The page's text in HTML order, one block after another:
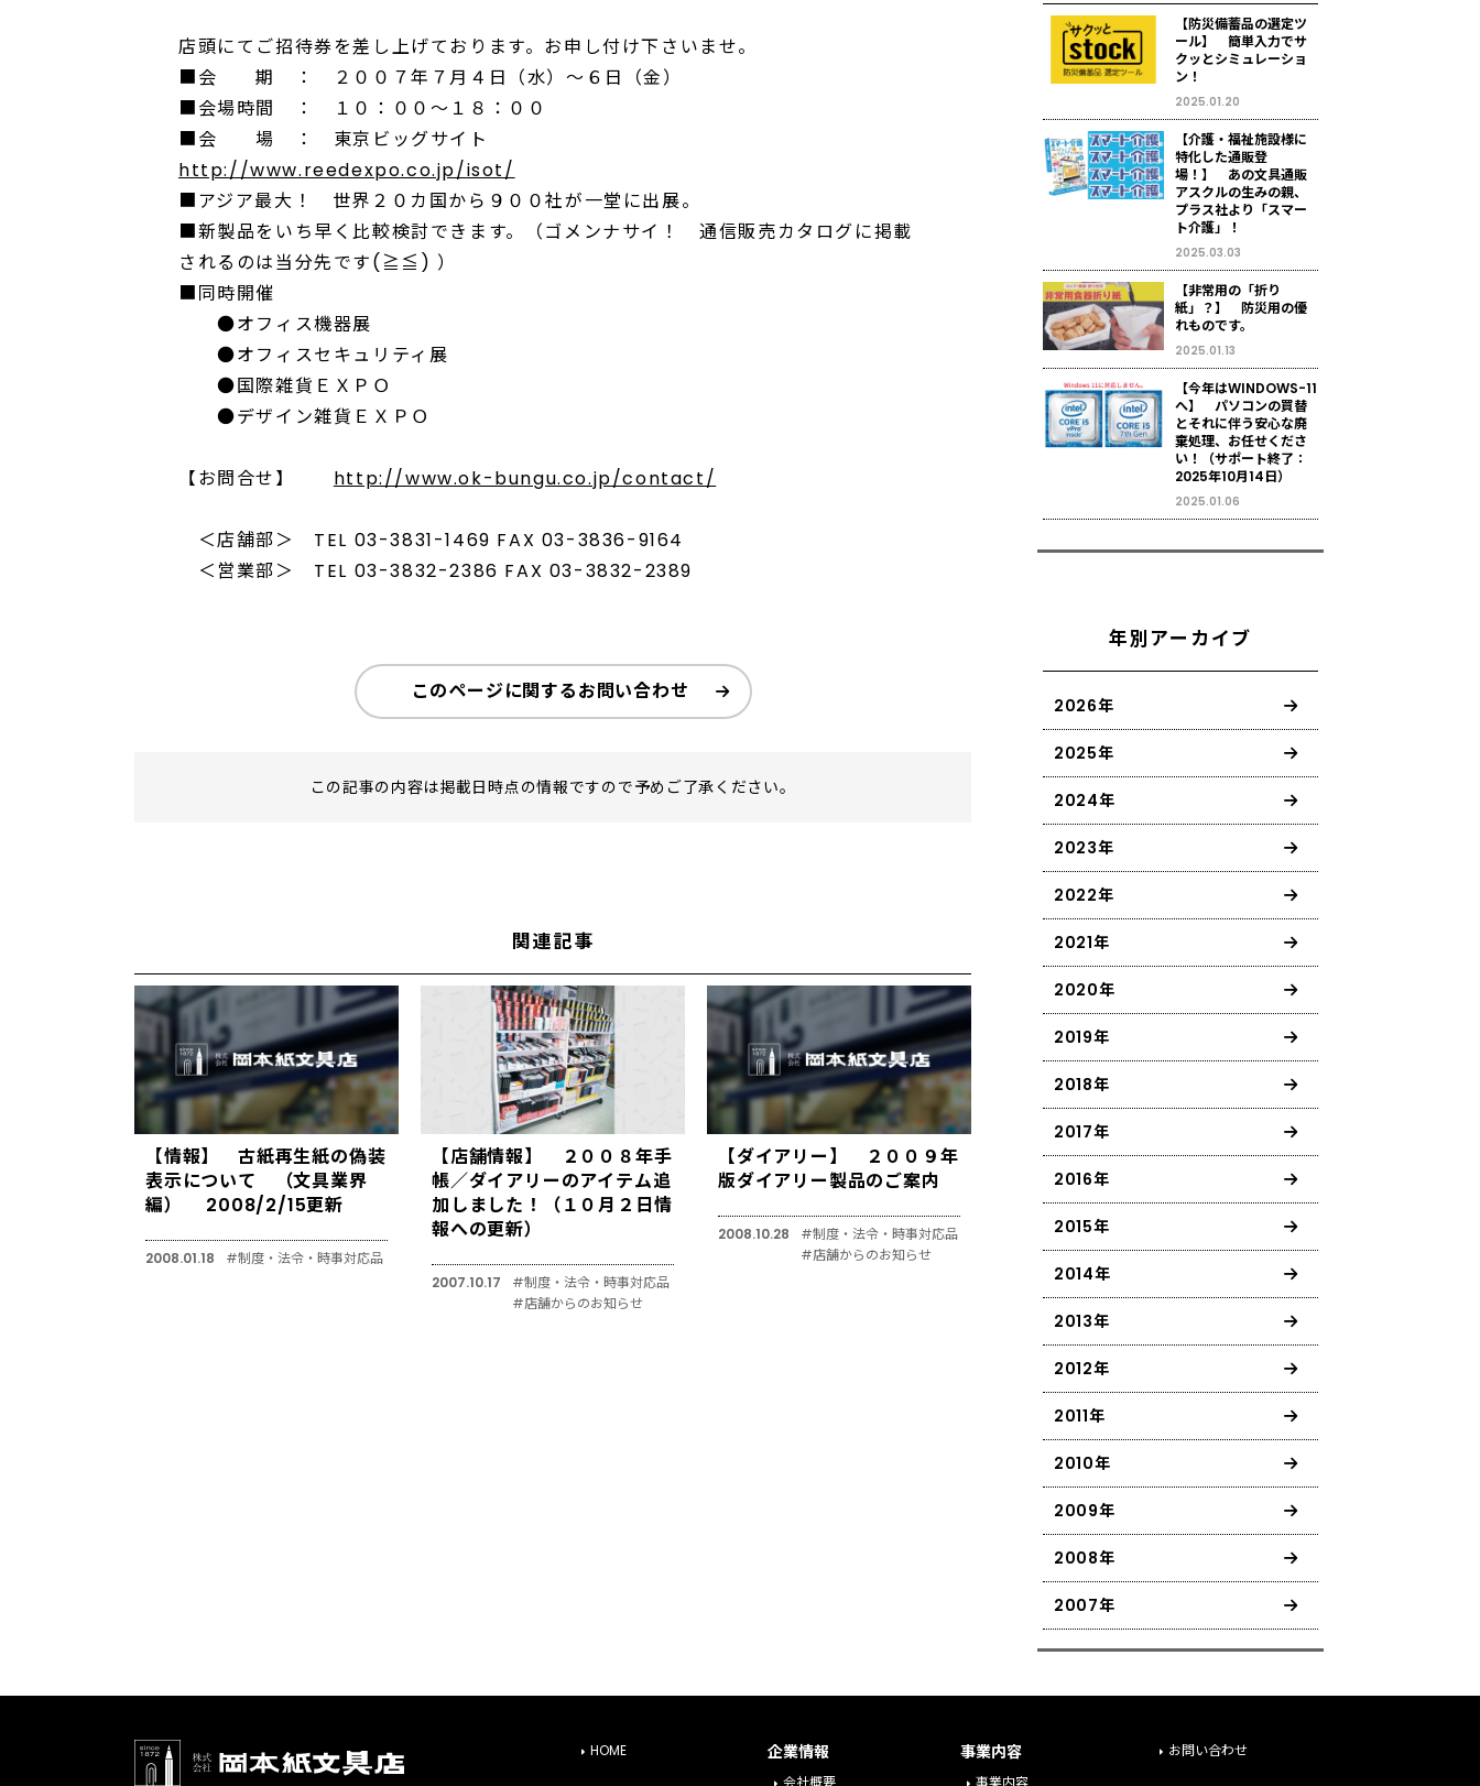
店頭にてご招待券を差し上げております。お申し付け下さいませ。
■会 期 ： ２００７年７月４日（水）～６日（金）
■会場時間 ： １０：００～１８：００
■会 場 ： 東京ビッグサイト
http://www.reedexpo.co.jp/isot/
■アジア最大！ 世界２０カ国から９００社が一堂に出展。
■新製品をいち早く比較検討できます。（ゴメンナサイ！ 通信販売カタログに掲載
されるのは当分先です(≧≦) ）
■同時開催
●オフィス機器展
●オフィスセキュリティ展
●国際雑貨ＥＸＰＯ
●デザイン雑貨ＥＸＰＯ
【お問合せ】 http://www.ok-bungu.co.jp/contact/
＜店舗部＞ TEL 03-3831-1469 FAX 03-3836-9164
＜営業部＞ TEL 03-3832-2386 FAX 03-3832-2389
このページに関するお問い合わせ
この記事の内容は掲載日時点の情報ですので予めご了承ください。
関連記事
【情報】 古紙再生紙の偽装
表示について （文具業界
編） 2008/2/15更新
2008.01.18 #制度・法令・時事対応品
【店舗情報】 ２００８年手
帳／ダイアリーのアイテム追
加しました！（１０月２日情
報への更新）
2007.10.17
#制度・法令・時事対応品
#店舗からのお知らせ
【ダイアリー】 ２００９年
版ダイアリー製品のご案内
2008.10.28
#制度・法令・時事対応品
#店舗からのお知らせ
【防災備蓄品の選定ツ
ール】 簡単入力でサ
クッとシミュレーショ
ン！
2025.01.20
【介護・福祉施設様に
特化した通販登
場！】 あの文具通販
アスクルの生みの親、
プラス社より「スマー
ト介護」！
2025.03.03
【非常用の「折り
紙」？】 防災用の優
れものです。
2025.01.13
【今年はWINDOWS-11
へ】 パソコンの買替
とそれに伴う安心な廃
棄処理、お任せくださ
い！（サポート終了：
2025年10月14日）
2025.01.06
年別アーカイブ
2026年
2025年
2024年
2023年
2022年
2021年
2020年
2019年
2018年
2017年
2016年
2015年
2014年
2013年
2012年
2011年
2010年
2009年
2008年
2007年
HOME 企業情報
会社概要
事業内容
事業内容
お問い合わせ